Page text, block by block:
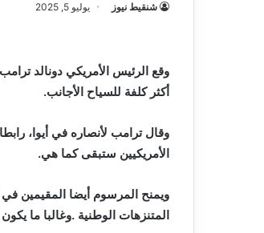
شنقيط نيوز يوليو 5, 2025
‬أكثر‭ ‬كلفة‭ ‬للسياح‭ ‬الأجانب‭. ‬
‬الأمريكيين‭ ‬ستبقى‭ ‬كما‭ ‬هي‭. ‬
‬المتنزهات‭ ‬الوطنية‭. ‬وغالبا‭ ‬ما‭ ‬يكون‭ ‬الطلب‭ ‬على‭ ‬مواقع‭ ‬التخييم‭ ‬ودخول‭ ‬المتنزهات‭ ‬مرتفعا،‭ ‬خاصة‭ ‬في‭ ‬أشهر‭ ‬الصيف‭. ‬